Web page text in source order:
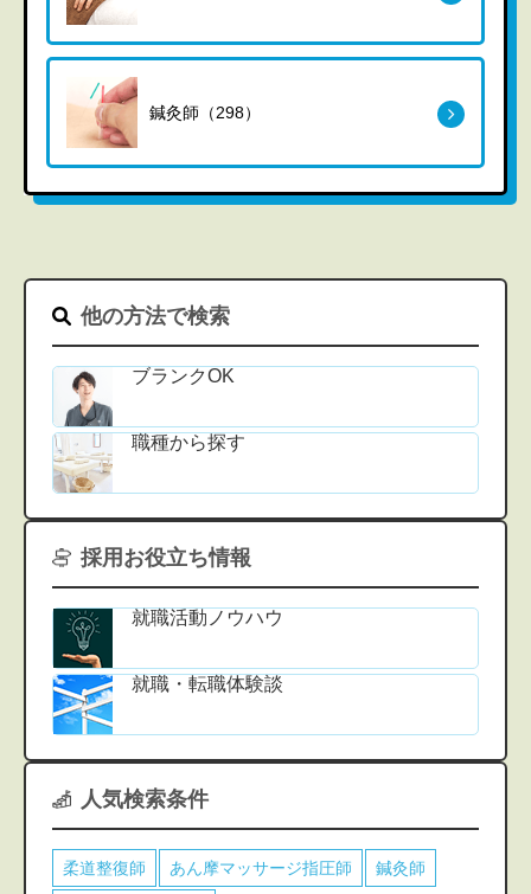
鍼灸師（298）
他の方法で検索
ブランクOK
職種から探す
採用お役立ち情報
就職活動ノウハウ
就職・転職体験談
人気検索条件
柔道整復師 あん摩マッサージ指圧師 鍼灸師